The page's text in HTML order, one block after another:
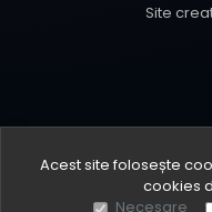
Site
Acest site folosește
cookies
Necesare